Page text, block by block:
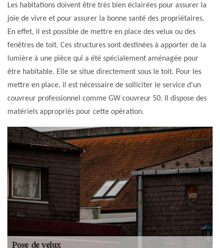
Les habitations doivent être très bien éclairées pour assurer la
joie de vivre et pour assurer la bonne santé des propriétaires.
En effet, il est possible de mettre en place des velux ou des
fenêtres de toit. Ces structures sont destinées à apporter de la
lumière à une pièce qui a été spécialement aménagée pour
être habitable. Elle se situe directement sous le toit. Pour les
mettre en place, il est nécessaire de solliciter le service d'un
couvreur professionnel comme GW couvreur 50. Il dispose des
matériels appropriés pour cette opération.